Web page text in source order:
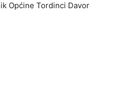
Općine Tordinci Davor